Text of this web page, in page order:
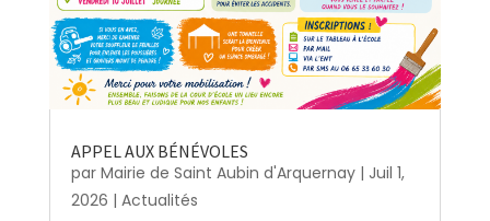
APPEL AUX BÉNÉVOLES
par Mairie de Saint Aubin d'Arquernay| Juil 1,
2026 | Actualités